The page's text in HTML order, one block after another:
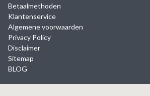
Betaalmethoden
Klantenservice
Algemene voorwaarden
Privacy Policy
Disclaimer
Sitemap
BLOG